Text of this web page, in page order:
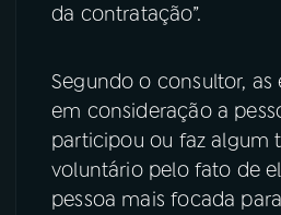
da contratação”.
Segundo o consultor, as
em consideração a
participou ou faz algum
voluntário pelo fato de
pessoa mais focada